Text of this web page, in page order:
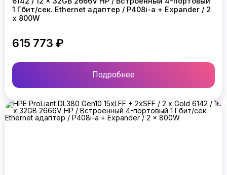
1 Гбит/сек. Ethernet адаптер / P408i-a + Expander / 2
x 800W
615 773 ₽
Подробнее